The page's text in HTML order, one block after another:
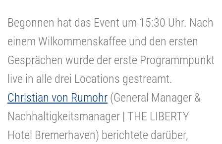
Begonnen hat das Event um 15:30 Uhr. Nach
einem Wilkommenskaffee und den ersten
Gesprächen wurde der erste Programmpunkt
live in alle drei Locations gestreamt.
Christian von Rumohr (General Manager &
Nachhaltigkeitsmanager | THE LIBERTY
Hotel Bremerhaven) berichtete darüber,